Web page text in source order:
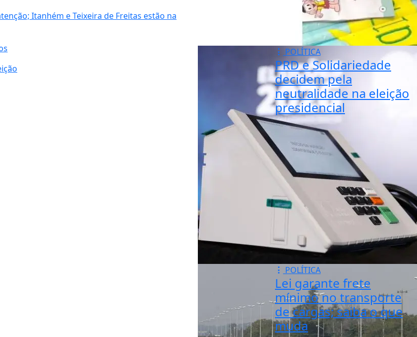
Itanhém e Teixeira de Freitas estão na
POLÍTICA
PRD e Solidariedade
decidem pela
neutralidade na eleição
presidencial
POLÍTICA
Lei garante frete
mínimo no transporte
de cargas; saiba o que
muda